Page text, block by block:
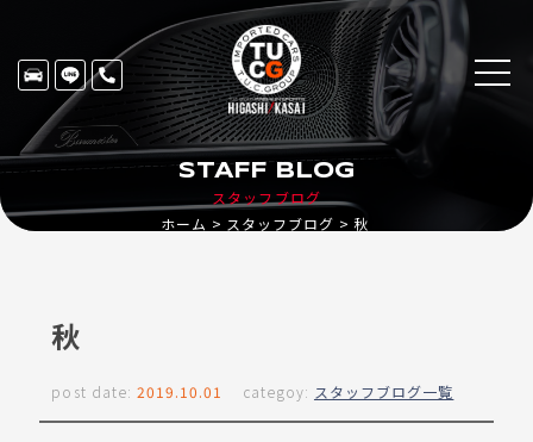
スタッフブログ
STAFF BLOG
ホーム スタッフブログ 秋
秋
post date: 2019.10.01 categoy: スタッフブログ一覧